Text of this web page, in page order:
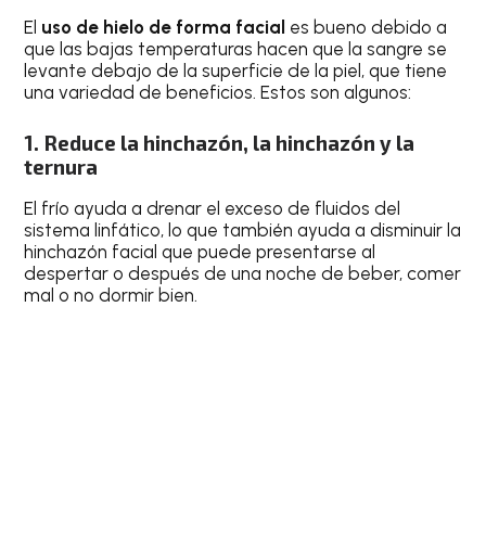
El uso de hielo de forma facial es bueno debido a
que las bajas temperaturas hacen que la sangre se
levante debajo de la superficie de la piel, que tiene
una variedad de beneficios. Estos son algunos:
1. Reduce la hinchazón, la hinchazón y la
ternura
El frío ayuda a drenar el exceso de fluidos del
sistema linfático, lo que también ayuda a disminuir la
hinchazón facial que puede presentarse al
despertar o después de una noche de beber, comer
mal o no dormir bien.